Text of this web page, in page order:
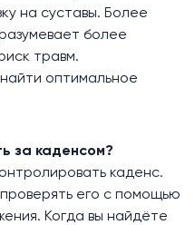
на суставы. Более
более
травм.
оптимальное
за каденсом?
каденс.
его с помощью
Когда вы найдёте